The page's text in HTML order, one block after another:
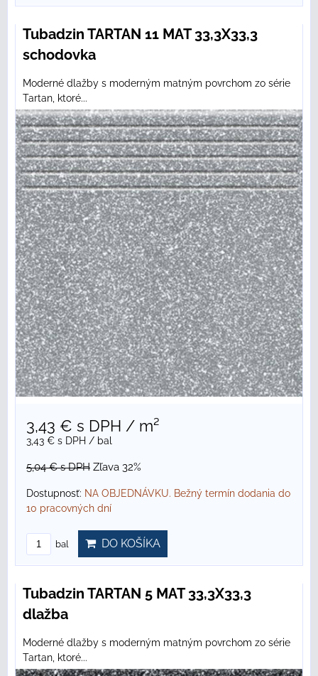
Tubadzin TARTAN 11 MAT 33,3X33,3
schodovka
Moderné dlažby s moderným matným povrchom zo série
Tartan, ktoré...
3,43 € s DPH / m²
3,43 € s DPH / bal
5,04 €s DPH Zľava 32%
Dostupnosť: NA OBJEDNÁVKU. Bežný termín dodania do
10 pracovných dní
bal DO KOŠÍKA
Tubadzin TARTAN 5 MAT 33,3X33,3
dlažba
Moderné dlažby s moderným matným povrchom zo série
Tartan, ktoré...